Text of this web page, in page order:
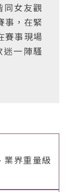
女友觀
事，在緊
賽事現場
一陣騷
業界重量級